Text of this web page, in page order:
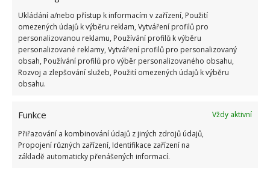
Ukládání a/nebo přístup k informacím v zařízení, Použití
omezených údajů k výběru reklam, Vytváření profilů pro
personalizovanou reklamu, Používání profilů k výběru
personalizované reklamy, Vytváření profilů pro personalizovaný
obsah, Používání profilů pro výběr personalizovaného obsahu,
Rozvoj a zlepšování služeb, Použití omezených údajů k výběru
obsahu.
Funkce
Vždy aktivní
Přiřazování a kombinování údajů z jiných zdrojů údajů,
Propojení různých zařízení, Identifikace zařízení na
základě automaticky přenášených informací.
Rádi vám připravíme nabídku na
míru – Hezký stín.cz
Absolvent České zemědělské
univerzity, který je již od malička
velkým kutilem. V podstatě vše, co je